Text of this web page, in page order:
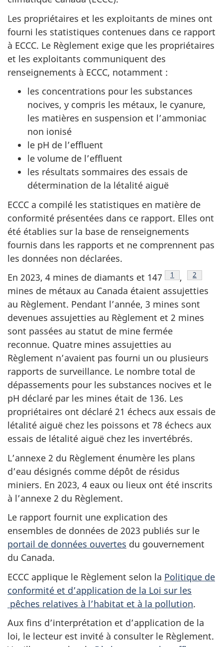
Les propriétaires et les exploitants de mines ont
fourni les statistiques contenues dans ce rapport
à ECCC. Le Règlement exige que les propriétaires
et les exploitants communiquent des
renseignements à ECCC, notamment :
les concentrations pour les substances
nocives, y compris les métaux, le cyanure,
les matières en suspension et l’ammoniac
non ionisé
le pH de l’effluent
le volume de l’effluent
les résultats sommaires des essais de
détermination de la létalité aiguë
ECCC a compilé les statistiques en matière de
conformité présentées dans ce rapport. Elles ont
été établies sur la base de renseignements
fournis dans les rapports et ne comprennent pas
les données non déclarées.
En 2023, 4 mines de diamants et 147
Note de bas
1 , Note de
2
mines de métaux au Canada étaient assujetties
au Règlement. Pendant l’année, 3 mines sont
devenues assujetties au Règlement et 2 mines
sont passées au statut de mine fermée
reconnue. Quatre mines assujetties au
Règlement n’avaient pas fourni un ou plusieurs
rapports de surveillance. Le nombre total de
dépassements pour les substances nocives et le
pH déclaré par les mines était de 136. Les
propriétaires ont déclaré 21 échecs aux essais de
létalité aiguë chez les poissons et 78 échecs aux
essais de létalité aiguë chez les invertébrés.
L’annexe 2 du Règlement énumère les plans
d’eau désignés comme dépôt de résidus
miniers. En 2023, 4 eaux ou lieux ont été inscrits
à l’annexe 2 du Règlement.
Le rapport fournit une explication des
ensembles de données de 2023 publiés sur le
portail de données ouvertes du gouvernement
du Canada.
ECCC applique le Règlement selon la Politique de
conformité et d’application de la Loi sur les
pêches relatives à l’habitat et à la pollution.
Aux fins d’interprétation et d’application de la
loi, le lecteur est invité à consulter le Règlement.